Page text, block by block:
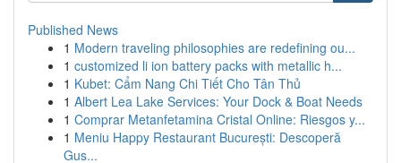
Published News
1 Modern traveling philosophies are redefining ou...
1 customized li ion battery packs with metallic h...
1 Kubet: Cẩm Nang Chi Tiết Cho Tân Thủ
1 Albert Lea Lake Services: Your Dock & Boat Needs
1 Comprar Metanfetamina Cristal Online: Riesgos y...
1 Meniu Happy Restaurant București: Descoperă
Gus...